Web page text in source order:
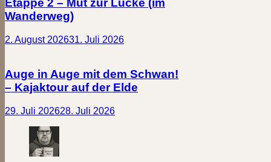
Etappe 2 – Mut zur Lücke (im
Wanderweg)
2. August 202631. Juli 2026
Auge in Auge mit dem Schwan!
– Kajaktour auf der Elde
29. Juli 202628. Juli 2026